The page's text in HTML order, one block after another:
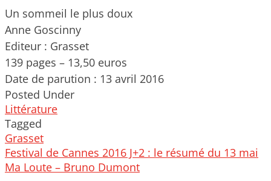
Un sommeil le plus doux
Anne Goscinny
Editeur : Grasset
139 pages – 13,50 euros
Date de parution : 13 avril 2016
Posted Under
Littérature
Tagged
Grasset
Post
navigation
Festival de Cannes 2016 J+2 : le résumé du 13 mai
Ma Loute – Bruno Dumont